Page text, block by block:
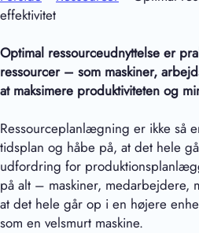
effektivitet
Optimal ressourceudnyttelse er
ressourcer – som maskiner,
at maksimere produktiviteten og
Ressourceplanlægning er ikke så
tidsplan og håbe på, at det hele
udfordring for
på alt – maskiner, medarbejdere,
at det hele går op i en højere
som en velsmurt maskine.